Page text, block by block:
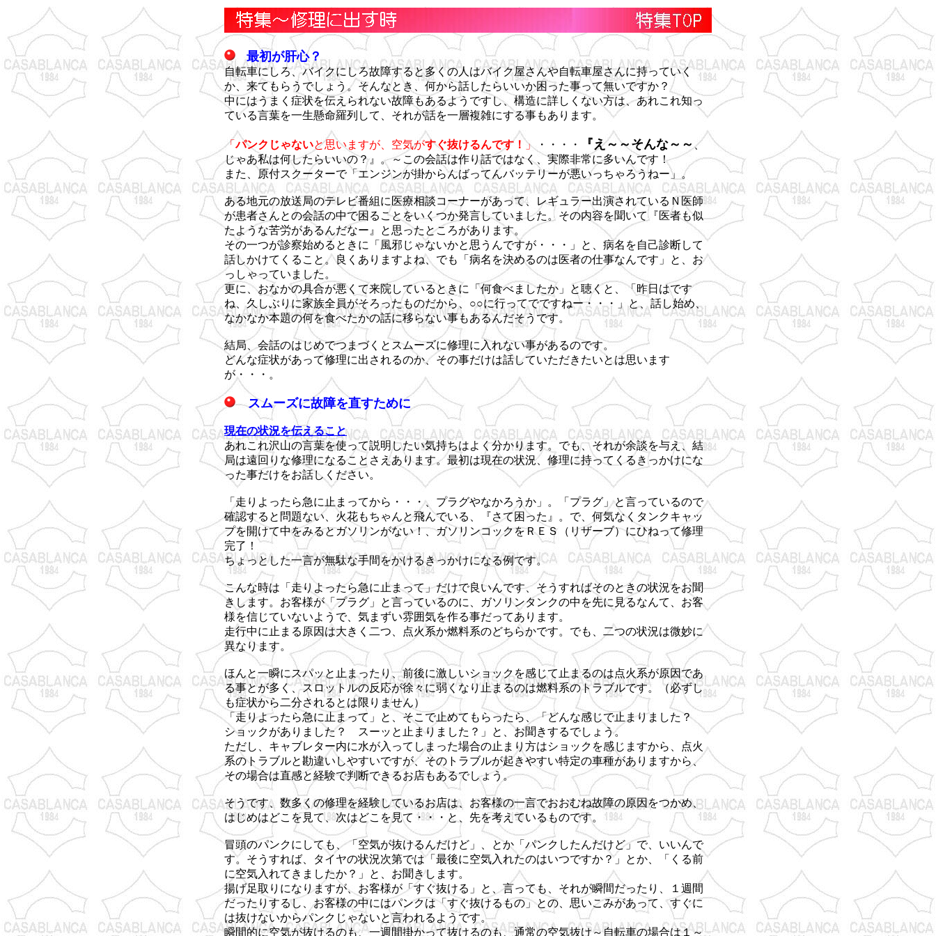
最初が肝心？
自転車にしろ、バイクにしろ故障すると多くの人はバイク屋さんや自転車屋さんに持っていく
か、来てもらうでしょう。そんなとき、何から話したらいいか困った事って無いですか？
中にはうまく症状を伝えられない故障もあるようですし、構造に詳しくない方は、あれこれ知っ
ている言葉を一生懸命羅列して、それが話を一層複雑にする事もあります。
「パンクじゃないと思いますが、空気がすぐ抜けるんです！ 」 ・・・・ 『え～～そんな～～、
じゃあ私は何したらいいの？』。～この会話は作り話ではなく、実際非常に多いんです！
また、原付スクーターで「エンジンが掛からんばってんバッテリーが悪いっちゃろうねー」。
ある地元の放送局のテレビ番組に医療相談コーナーがあって、レギュラー出演されているＮ医師
が患者さんとの会話の中で困ることをいくつか発言していました。その内容を聞いて『医者も似
たような苦労があるんだなー』と思ったところがあります。
その一つが診察始めるときに「風邪じゃないかと思うんですが・・・」と、病名を自己診断して
話しかけてくること。良くありますよね、でも「病名を決めるのは医者の仕事なんです」と、お
っしゃっていました。
更に、おなかの具合が悪くて来院しているときに「何食べましたか」と聴くと、「昨日はです
ね、久しぶりに家族全員がそろったものだから、○○に行ってでですねー・・・」と、話し始め、
なかなか本題の何を食べたかの話に移らない事もあるんだそうです。
結局、会話のはじめでつまづくとスムーズに修理に入れない事があるのです。
どんな症状があって修理に出されるのか、その事だけは話していただきたいとは思います
が・・・。
スムーズに故障を直すために
現在の状況を伝えること
あれこれ沢山の言葉を使って説明したい気持ちはよく分かります。でも、それが余談を与え、結
局は遠回りな修理になることさえあります。最初は現在の状況、修理に持ってくるきっかけにな
った事だけをお話しください。
「走りよったら急に止まってから・・・、プラグやなかろうか」。「プラグ」と言っているので
確認すると問題ない、火花もちゃんと飛んでいる、『さて困った』。で、何気なくタンクキャッ
プを開けて中をみるとガソリンがない！、ガソリンコックをＲＥＳ（リザーブ）にひねって修理
完了！
ちょっとした一言が無駄な手間をかけるきっかけになる例です。
こんな時は「走りよったら急に止まって」だけで良いんです、そうすればそのときの状況をお聞
きします。お客様が「プラグ」と言っているのに、ガソリンタンクの中を先に見るなんて、お客
様を信じていないようで、気まずい雰囲気を作る事だってあります。
走行中に止まる原因は大きく二つ、点火系か燃料系のどちらかです。でも、二つの状況は微妙に
異なります。
ほんと一瞬にスパッと止まったり、前後に激しいショックを感じて止まるのは点火系が原因であ
る事とが多く、スロットルの反応が徐々に弱くなり止まるのは燃料系のトラブルです。（必ずし
も症状から二分されるとは限りません）
「走りよったら急に止まって」と、そこで止めてもらったら、「どんな感じで止まりました？
ショックがありました？ スーッと止まりました？」と、お聞きするでしょう。
ただし、キャブレター内に水が入ってしまった場合の止まり方はショックを感じますから、点火
系のトラブルと勘違いしやすいですが、そのトラブルが起きやすい特定の車種がありますから、
その場合は直感と経験で判断できるお店もあるでしょう。
そうです、数多くの修理を経験しているお店は、お客様の一言でおおむね故障の原因をつかめ、
はじめはどこを見て、次はどこを見て・・・と、先を考えているものです。
冒頭のパンクにしても、「空気が抜けるんだけど」、とか「パンクしたんだけど」で、いいんで
す。そうすれば、タイヤの状況次第では「最後に空気入れたのはいつですか？」とか、「くる前
に空気入れてきましたか？」と、お聞きします。
揚げ足取りになりますが、お客様が「すぐ抜ける」と、言っても、それが瞬間だったり、１週間
だったりするし、お客様の中にはパンクは「すぐ抜けるもの」との、思いこみがあって、すぐに
は抜けないからパンクじゃないと言われるようです。
瞬間的に空気が抜けるのも、一週間掛かって抜けるのも、通常の空気抜け～自転車の場合は１～